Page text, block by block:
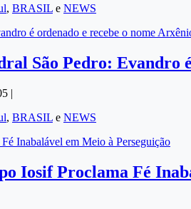
, BRASIL e NEWS
é ordenado e recebe o nome
São Pedro: Evandro
|
, BRASIL e NEWS
Inabalável em Meio à Perseguição
Iosif Proclama Fé